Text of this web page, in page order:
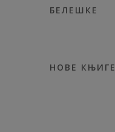
БЕЛЕШКЕ
НОВЕ КЊИГЕ